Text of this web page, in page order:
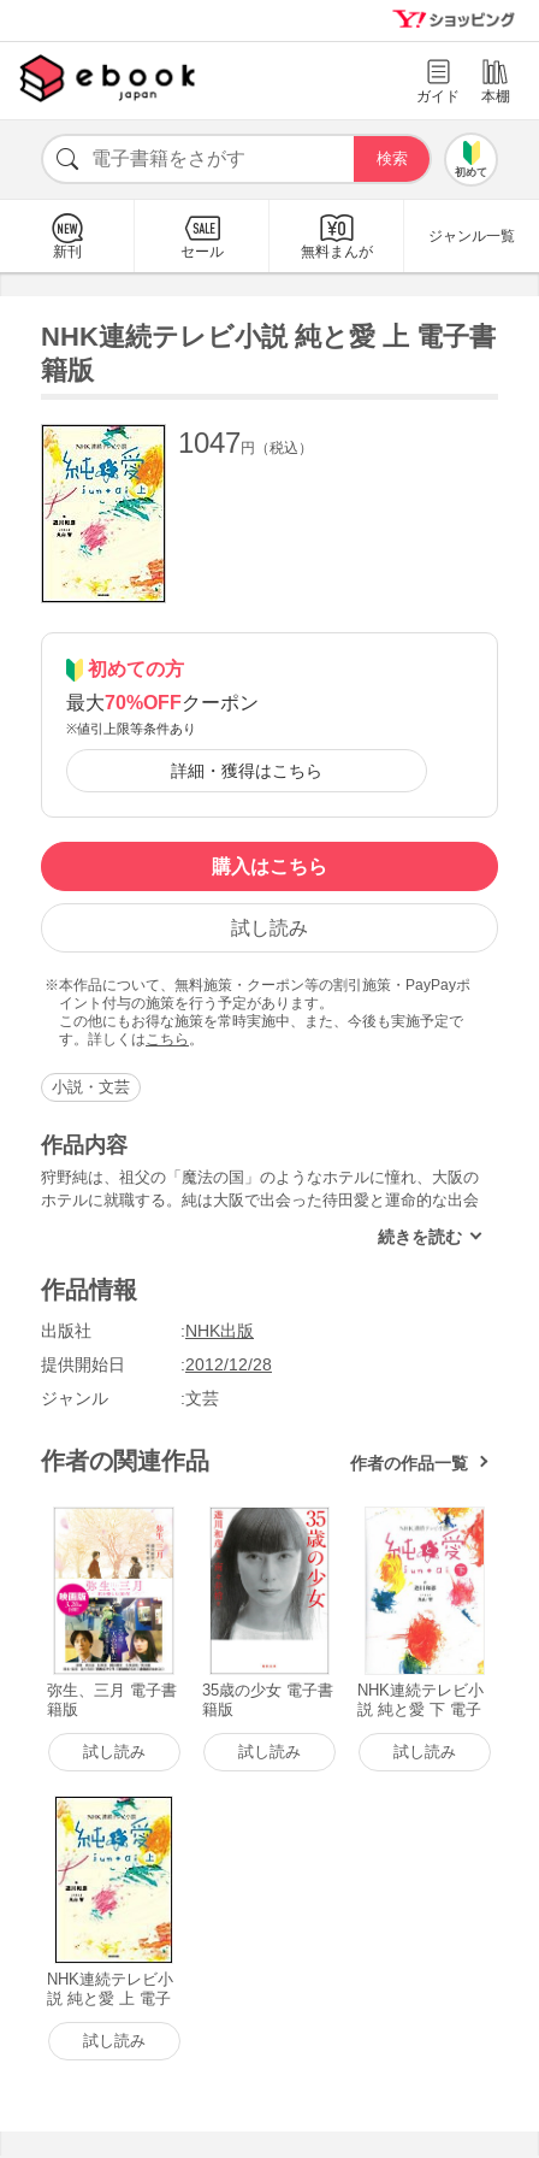
ガイド 本棚
初めて
新刊 セール 無料まんが
ジャンル一覧
NHK連続テレビ小説 純と愛 上 電子書
籍版
1047円（税込）
初めての方
最大70%OFFクーポン
※値引上限等条件あり
詳細・獲得はこちら
購入はこちら
試し読み
本作品について、無料施策・クーポン等の割引施策・PayPayポ
イント付与の施策を行う予定があります。
この他にもお得な施策を常時実施中、また、今後も実施予定で
す。詳しくはこちら 。
小説・文芸
作品内容
狩野純は、祖父の「魔法の国」のようなホテルに憧れ、大阪の
ホテルに就職する。純は大阪で出会った待田愛と運命的な出会
気な純の行く先には数々の難題が立ちはだかるが、愛がそれを
愛情物語。平成24年度後期連続テレビ小説を完全ノベライズ！
作品情報
出版社
NHK出版
提供開始日
2012/12/28
ジャンル
文芸
作者の関連作品 作者の作品一覧
弥生、三月 電子書
籍版
試し読み
35歳の少女 電子書
籍版
試し読み
NHK連続テレビ小
説 純と愛 下 電子
書籍版
試し読み
NHK連続テレビ小
説 純と愛 上 電子
書籍版
試し読み